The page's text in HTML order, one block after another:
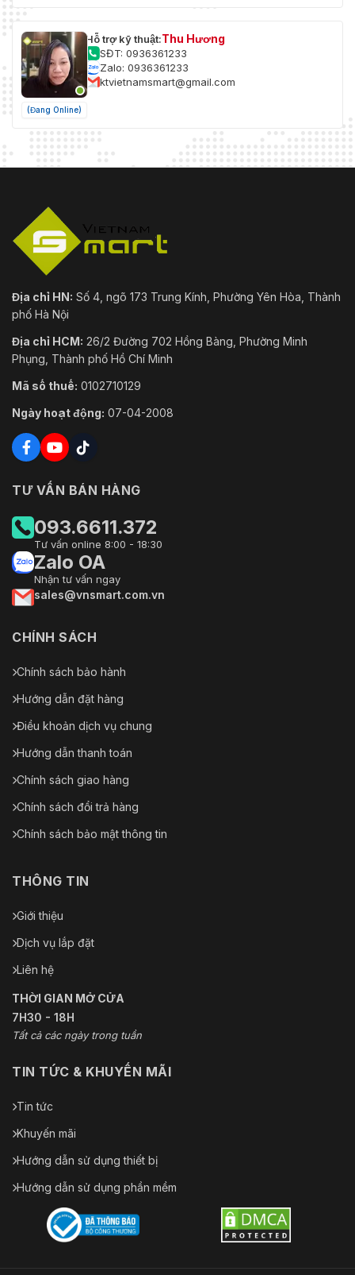
(Đang Online)
Hỗ trợ kỹ thuật:Thu Hương
SĐT: 0936361233
Zalo: 0936361233
ktvietnamsmart@gmail.com
Địa chỉ HN: Số 4, ngõ 173 Trung Kính, Phường Yên Hòa, Thành
phố Hà Nội
Địa chỉ HCM: 26/2 Đường 702 Hồng Bàng, Phường Minh
Phụng, Thành phố Hồ Chí Minh
Mã số thuế: 0102710129
Ngày hoạt động: 07-04-2008
TƯ VẤN BÁN HÀNG
093.6611.372
Tư vấn online 8:00 - 18:30
Zalo OA
Nhận tư vấn ngay
sales@vnsmart.com.vn
CHÍNH SÁCH
Chính sách bảo hành
Hướng dẫn đặt hàng
Điều khoản dịch vụ chung
Hướng dẫn thanh toán
Chính sách giao hàng
Chính sách đổi trả hàng
Chính sách bảo mật thông tin
THÔNG TIN
Giới thiệu
Dịch vụ lắp đặt
Liên hệ
THỜI GIAN MỞ CỬA
7H30 - 18H
Tất cả các ngày trong tuần
TIN TỨC & KHUYẾN MÃI
Tin tức
Khuyến mãi
Hướng dẫn sử dụng thiết bị
Hướng dẫn sử dụng phần mềm